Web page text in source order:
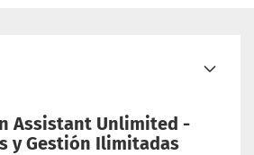
Assistant Unlimited -
y Gestión Ilimitadas